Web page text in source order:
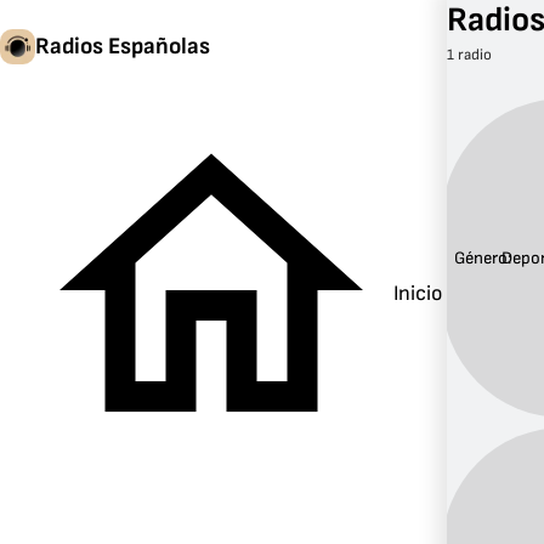
Radios Españolas
Inicio
1 radio
Género: